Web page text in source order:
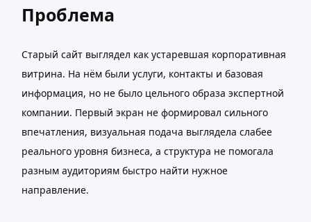
Проблема
Старый сайт выглядел как устаревшая корпоративная
витрина. На нём были услуги, контакты и базовая
информация, но не было цельного образа экспертной
компании. Первый экран не формировал сильного
впечатления, визуальная подача выглядела слабее
реального уровня бизнеса, а структура не помогала
разным аудиториям быстро найти нужное
направление.